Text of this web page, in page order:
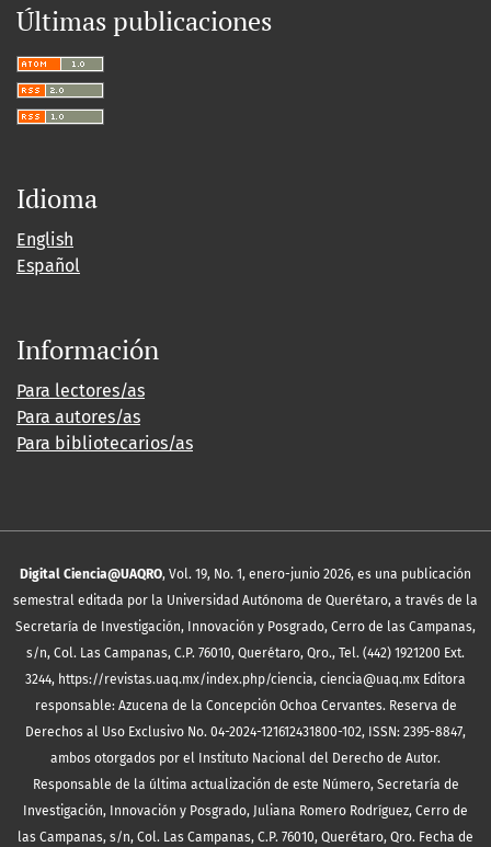
Últimas publicaciones
Idioma
English
Español
Información
Para lectores/as
Para autores/as
Para bibliotecarios/as
Digital Ciencia@UAQRO, Vol. 19, No. 1, enero-junio 2026, es una publicación
semestral editada por la Universidad Autónoma de Querétaro, a través de la
Secretaría de Investigación, Innovación y Posgrado, Cerro de las Campanas,
s/n, Col. Las Campanas, C.P. 76010, Querétaro, Qro., Tel. (442) 1921200 Ext.
3244, https://revistas.uaq.mx/index.php/ciencia, ciencia@uaq.mx Editora
responsable: Azucena de la Concepción Ochoa Cervantes. Reserva de
Derechos al Uso Exclusivo No. 04-2024-121612431800-102, ISSN: 2395-8847,
ambos otorgados por el Instituto Nacional del Derecho de Autor.
Responsable de la última actualización de este Número, Secretaría de
Investigación, Innovación y Posgrado, Juliana Romero Rodríguez, Cerro de
las Campanas, s/n, Col. Las Campanas, C.P. 76010, Querétaro, Qro. Fecha de